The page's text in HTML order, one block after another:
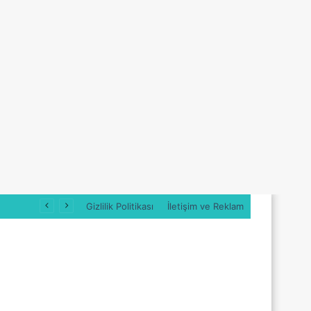
Gizlilik Politikası İletişim ve Reklam